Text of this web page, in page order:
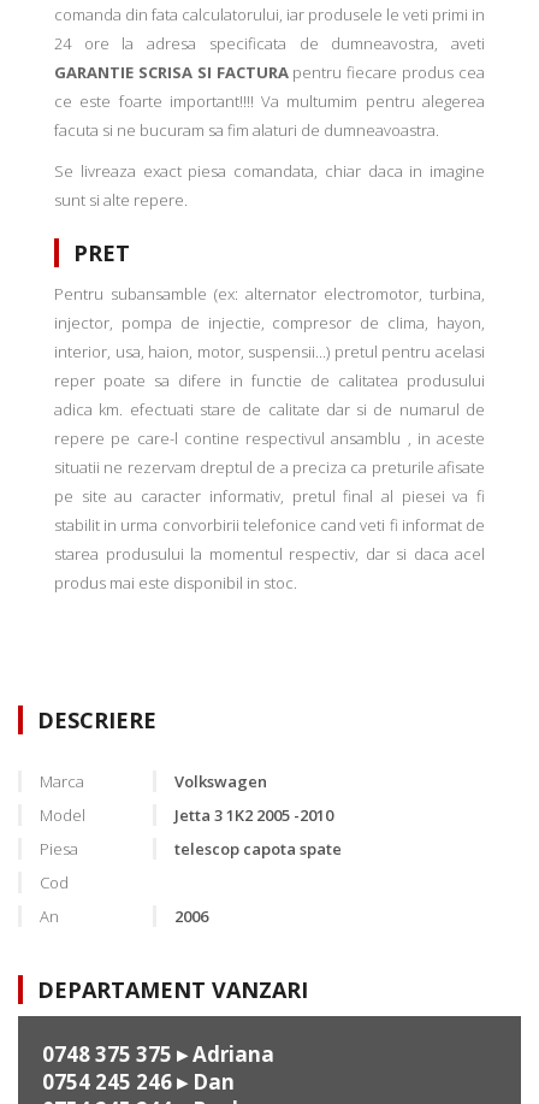
comanda din fata calculatorului, iar produsele le veti primi in
24 ore la adresa specificata de dumneavostra, aveti
GARANTIE SCRISA SI FACTURApentru fiecare produs cea
ce este foarte important!!!! Va multumim pentru alegerea
facuta si ne bucuram sa fim alaturi de dumneavoastra.
Se livreaza exact piesa comandata, chiar daca in imagine
sunt si alte repere.
PRET
Pentru subansamble (ex: alternator electromotor, turbina,
injector, pompa de injectie, compresor de clima, hayon,
interior, usa, haion, motor, suspensii...) pretul pentru acelasi
reper poate sa difere in functie de calitatea produsului
adica km. efectuati stare de calitate dar si de numarul de
repere pe care-l contine respectivul ansamblu , in aceste
situatii ne rezervam dreptul de a preciza ca preturile afisate
pe site au caracter informativ, pretul final al piesei va fi
stabilit in urma convorbirii telefonice cand veti fi informat de
starea produsului la momentul respectiv, dar si daca acel
produs mai este disponibil in stoc.
DESCRIERE
Marca
Volkswagen
Model
Jetta 3 1K2 2005 -2010
Piesa
telescop capota spate
Cod
An
2006
DEPARTAMENT VANZARI
0748 375 375 ▸ Adriana
0754 245 246▸ Dan